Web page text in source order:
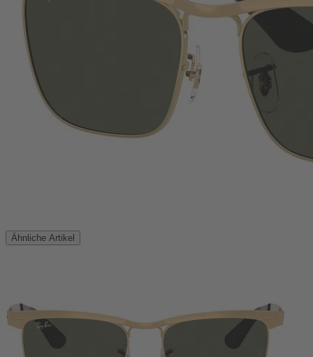
Ähnliche Artikel